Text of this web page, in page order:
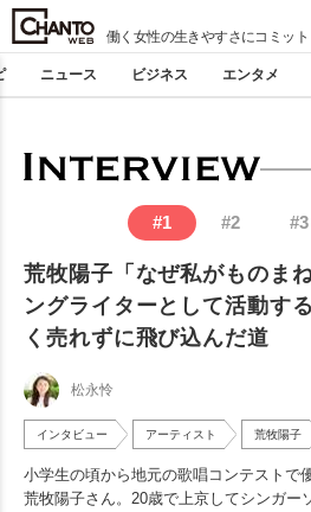
働く女性の生きやすさにコミット
ニュース ビジネス エンタメ
#1 #2 #3
荒牧陽子「なぜ私がものま
ングライターとして活動す
く売れずに飛び込んだ道
松永怜
インタビュー アーティスト 荒牧陽子
小学生の頃から地元の歌唱コンテストで
荒牧陽子さん。20歳で上京してシンガー